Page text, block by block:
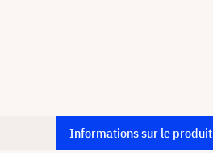
Informations sur le produit